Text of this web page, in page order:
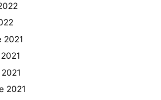
2021
2021